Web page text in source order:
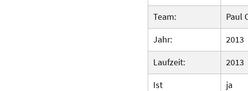
Team:
Paul
Jahr:
2013
Laufzeit:
2013
Ist
ja